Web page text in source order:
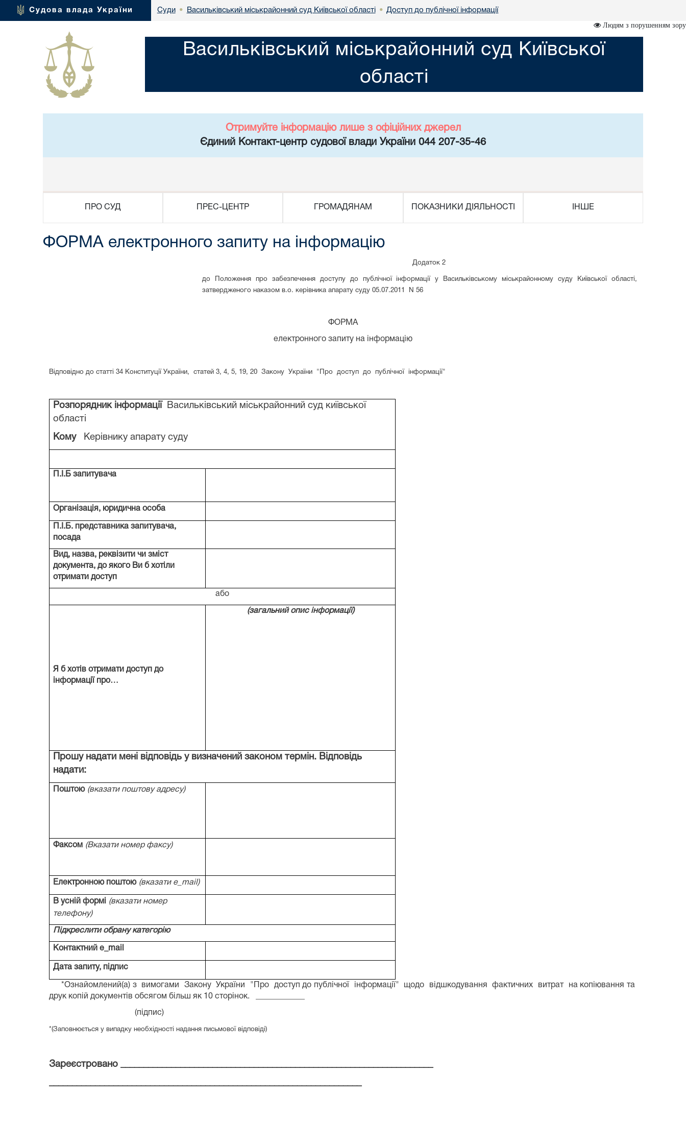
Судова влада України Суди • Васильківський міськрайонний суд Київської області • Доступ до публічної інформації
Людям з порушенням зору
Васильківський міськрайонний суд Київської
області
Отримуйте інформацію лише з офіційних джерел
Єдиний Контакт-центр судової влади України 044 207-35-46
ПРО СУД ПРЕС-ЦЕНТР ГРОМАДЯНАМ ПОКАЗНИКИ ДІЯЛЬНОСТІ ІНШЕ
ФОРМА електронного запиту на інформацію
Додаток 2
до Положення про забезпечення доступу до публічної інформації у Васильківському міськрайонному суду Київської області,
затвердженого наказом в.о. керівника апарату суду 05.07.2011
N 56
ФОРМА
електронного запиту на інформацію
Відповідно до статті 34 Конституції України, статей 3, 4, 5, 19, 20 Закону України "Про доступ до публічної інформації"
Розпорядник інформації
Васильківський міськрайонний суд київської
області
Кому Керівнику апарату суду
П.І.Б запитувача
Організація, юридична особа
П.І.Б. представника запитувача,
посада
Вид, назва, реквізити чи зміст
документа, до якого Ви б хотіли
отримати доступ
або
Я б хотів отримати доступ до
інформації про…
(загальний опис інформації)
Прошу надати мені відповідь у визначений законом термін. Відповідь
надати:
Поштою (вказати поштову адресу)
Факсом (Вказати номер факсу)
Електронною поштою (вказати e_ mail)
В усній формі (вказати номер
телефону)
Підкреслити обрану категорію
Контактнийe mail
Дата запиту, підпис
*Ознайомлений(а) з вимогами Закону України "Про доступ до публічної інформації" щодо відшкодування фактичних витрат
на копіювання та
друк копій документів обсягом більш як 10 сторінок.
(підпис)
*(Заповнюється у випадку необхідності надання письмової відповіді)
Зареєстровано ________________________________________________